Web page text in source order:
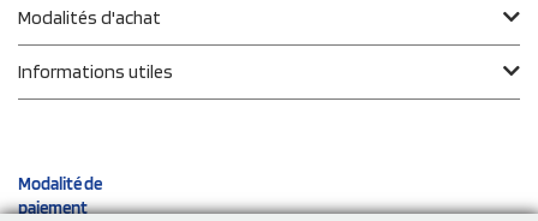
Modalités d'achat
Informations utiles
Modalité de
paiement